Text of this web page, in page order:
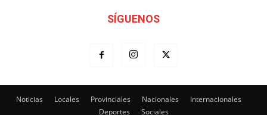
SÍGUENOS
Noticias Locales Provinciales Nacionales
Internacionales
Deportes
Sociales